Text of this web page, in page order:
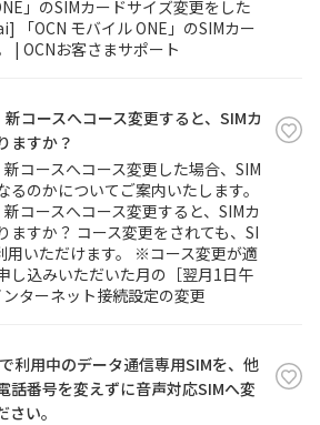
」のSIMカードサイズ変更をした
「OCN モバイル ONE」のSIMカー
| OCNお客さまサポート
新コースへコース変更すると、SIMカ
ますか？
新コースへコース変更した場合、SIM
のかについてご案内いたします。
新コースへコース変更すると、SIMカ
ますか？ コース変更をされても、SI
用いただけます。 ※コース変更が適
し込みいただいた月の［翌月1日午
ターネット接続設定の変更
利用中のデータ通信専用SIMを、他
話番号を変えずに音声対応SIMへ変
い。